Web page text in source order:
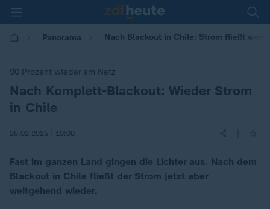
Panorama Nach Blackout in Chile: Strom fließt
90 Prozent wieder am Netz
:Nach Komplett-Blackout: Wieder Strom
in Chile
26.02.2025 | 10:08
Fast im ganzen Land gingen die Lichter aus. Nach dem
Blackout in Chile fließt der Strom jetzt aber
weitgehend wieder.